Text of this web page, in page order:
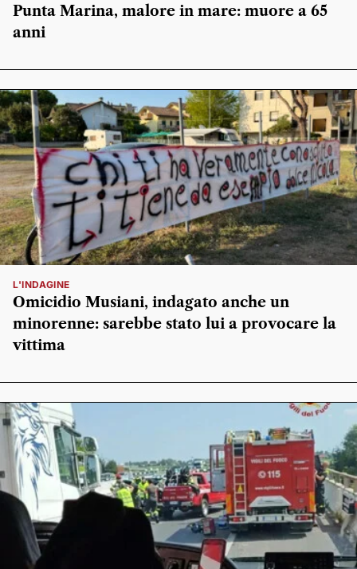
Punta Marina, malore in mare: muore a 65
anni
L'INDAGINE
Omicidio Musiani, indagato anche un
minorenne: sarebbe stato lui a provocare la
vittima